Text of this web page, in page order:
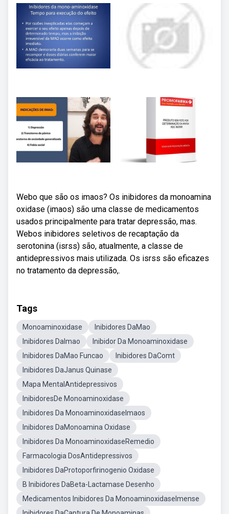
Webo que são os imaos? Os inibidores da monoamina
oxidase (imaos) são uma classe de medicamentos
usados principalmente para tratar depressão, mas.
Webos inibidores seletivos de recaptação da
serotonina (isrss) são, atualmente, a classe de
antidepressivos mais utilizada. Os isrss são eficazes
no tratamento da depressão,.
Tags
Monoaminoxidase
Inibidores DaMao
Inibidores DaImao
Inibidor Da Monoaminoxidase
Inibidores DaMao Funcao
Inibidores DaComt
Inibidores DaJanus Quinase
Mapa MentalAntidepressivos
InibidoresDe Monoaminoxidase
Inibidores Da MonoaminoxidaseImaos
Inibidores DaMonoamina Oxidase
Inibidores Da MonoaminoxidaseRemedio
Farmacologia DosAntidepressivos
Inibidores DaProtoporfirinogenio Oxidase
B Inibidores DaBeta-Lactamase Desenho
Medicamentos Inibidores Da MonoaminoxidaseImense